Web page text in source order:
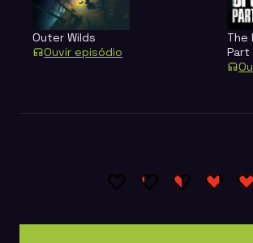
Outer Wilds
Ouvir episódio
The
Part